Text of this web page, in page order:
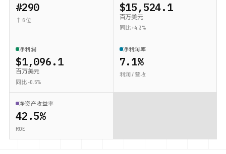
#290
↑ 6 位
$15,524.1
百万美元
同比 +4.3%
净利润
$1,096.1
百万美元
同比 -0.5%
净利润率
7.1%
利润 / 营收
净资产收益率
42.5%
ROE